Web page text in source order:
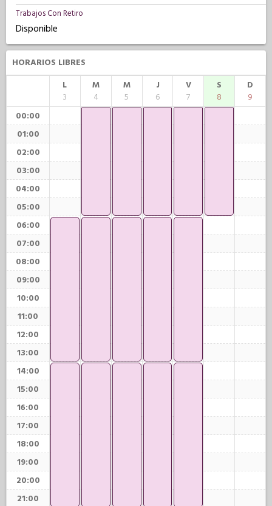
Trabajos Con Retiro
Disponible
HORARIOS LIBRES
L
3
M
4
M
5
J
6
V
7
S
8
D
9
00:00
01:00
02:00
03:00
04:00
05:00
06:00
07:00
08:00
09:00
10:00
11:00
12:00
13:00
14:00
15:00
16:00
17:00
18:00
19:00
20:00
21:00